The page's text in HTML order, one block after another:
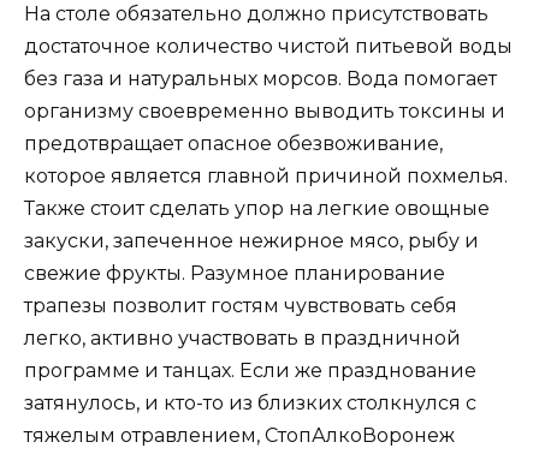
На столе обязательно должно присутствовать
достаточное количество чистой питьевой воды
без газа и натуральных морсов. Вода помогает
организму своевременно выводить токсины и
предотвращает опасное обезвоживание,
которое является главной причиной похмелья.
Также стоит сделать упор на легкие овощные
закуски, запеченное нежирное мясо, рыбу и
свежие фрукты. Разумное планирование
трапезы позволит гостям чувствовать себя
легко, активно участвовать в праздничной
программе и танцах. Если же празднование
затянулось, и кто-то из близких столкнулся с
тяжелым отравлением, СтопАлкоВоронеж